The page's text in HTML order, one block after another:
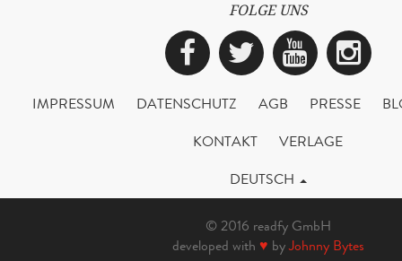
FOLGE UNS
Facebook
Twitter
IMPRESSUM DATENSCHUTZ AGB PRESSE
KONTAKT
VERLAGE
DEUTSCH
© 2016 readfy GmbH
developed with ♥ byJohnny Bytes